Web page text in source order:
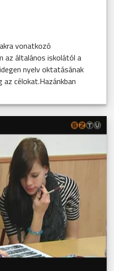
vonatkozó
az általános iskolától a
nyelv oktatásának
célokat.Hazánkban